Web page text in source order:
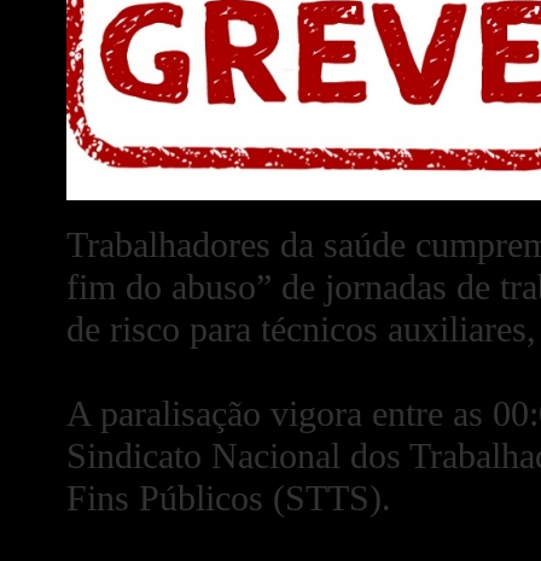
Trabalhadores da saúde
fim do abuso” de jornadas de
de risco para técnicos
A paralisação vigora entre as
Sindicato Nacional dos
Fins Públicos (STTS).